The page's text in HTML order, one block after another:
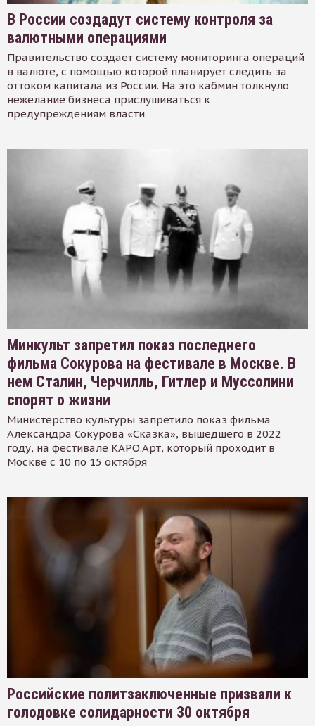
В России создадут систему контроля за
валютными операциями
Правительство создает систему мониторинга операций
в валюте, с помощью которой планирует следить за
оттоком капитала из России. На это кабмин толкнуло
нежелание бизнеса прислушиваться к
предупреждениям власти
Минкульт запретил показ последнего
фильма Сокурова на фестивале в Москве. В
нем Сталин, Черчилль, Гитлер и Муссолини
спорят о жизни
Министерство культуры запретило показ фильма
Александра Сокурова «Сказка», вышедшего в 2022
году, на фестивале КАРО.Арт, который проходит в
Москве с 10 по 15 октября
Российские политзаключенные призвали к
голодовке солидарности 30 октября